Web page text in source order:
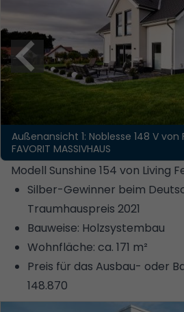
Außenansicht 1: Noblesse 148 V von
FAVORIT MASSIVHAUS
Modell Sunshine 154 von Living
Silber-Gewinner beim
Traumhauspreis 2021
Bauweise: Holzsystembau
Wohnfläche: ca. 171 m²
Preis für das Ausbau- oder
148.870